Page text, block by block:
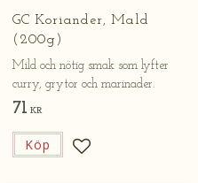
GC Koriander, Mald
(200g)
Mild och nötig smak som lyfter
curry, grytor och marinader.
71 KR
Lägg till i
Köp